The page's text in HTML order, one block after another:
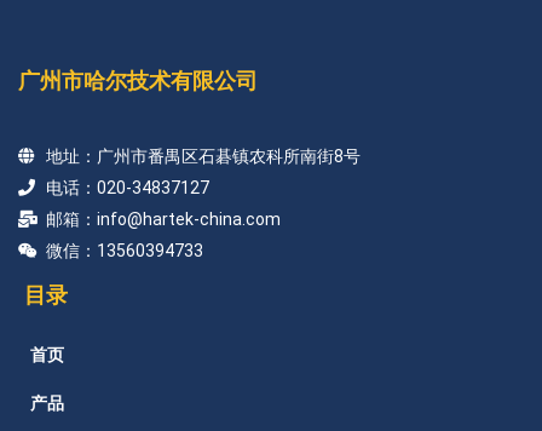
广州市哈尔技术有限公司
地址：广州市番禺区石碁镇农科所南街8号
电话：020-34837127
邮箱：info@hartek-china.com
微信：13560394733
目录
首页
产品